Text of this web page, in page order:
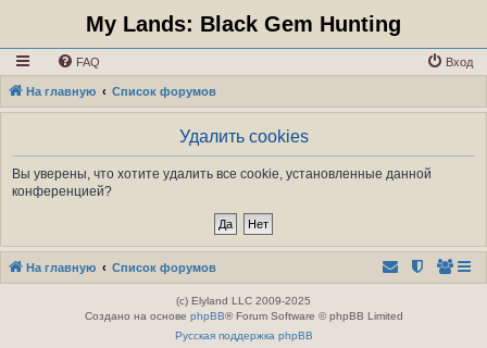
My Lands: Black Gem Hunting
FAQ Вход
На главную Список форумов
Удалить cookies
Вы уверены, что хотите удалить все cookie, установленные данной
конференцией?
На главную Список форумов
(c) Elyland LLC 2009-2025
Создано на основе phpBB® Forum Software © phpBB Limited
Русская поддержка phpBB